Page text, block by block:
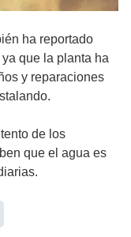
ha reportado
que la planta ha
y reparaciones
de los
que el agua es